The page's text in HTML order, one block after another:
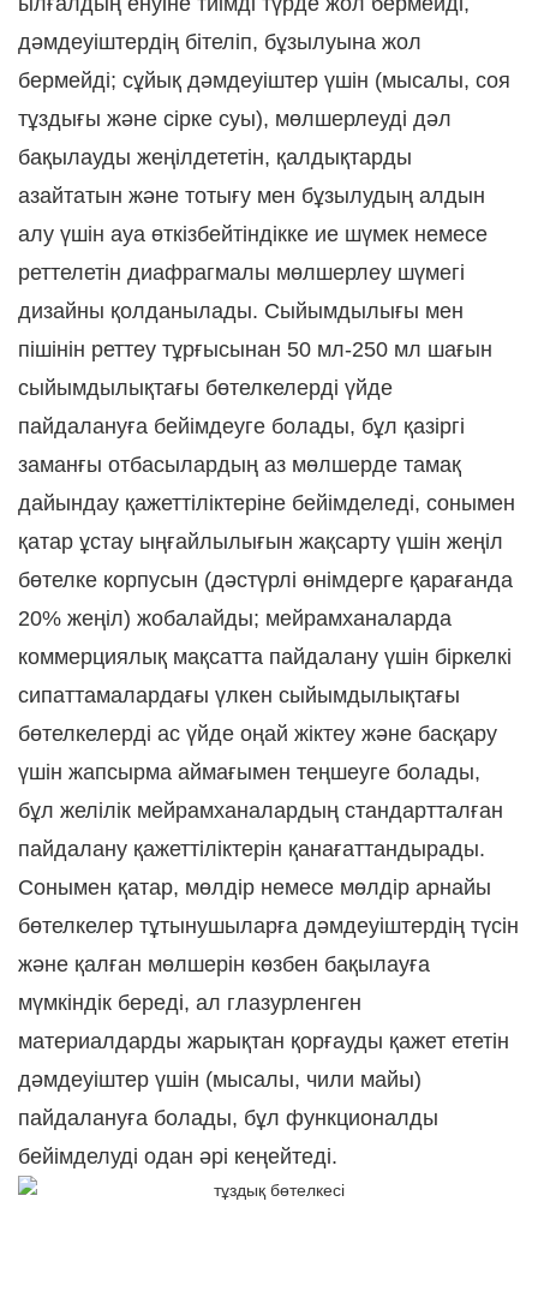
дәмдеуіштердің бітеліп, бұзылуына жол
бермейді; сұйық дәмдеуіштер үшін (мысалы, соя
тұздығы және сірке суы), мөлшерлеуді дәл
бақылауды жеңілдететін, қалдықтарды
азайтатын және тотығу мен бұзылудың алдын
алу үшін ауа өткізбейтіндікке ие шүмек немесе
реттелетін диафрагмалы мөлшерлеу шүмегі
дизайны қолданылады. Сыйымдылығы мен
пішінін реттеу тұрғысынан 50 мл-250 мл шағын
сыйымдылықтағы бөтелкелерді үйде
пайдалануға бейімдеуге болады, бұл қазіргі
заманғы отбасылардың аз мөлшерде тамақ
дайындау қажеттіліктеріне бейімделеді, сонымен
қатар ұстау ыңғайлылығын жақсарту үшін жеңіл
бөтелке корпусын (дәстүрлі өнімдерге қарағанда
20% жеңіл) жобалайды; мейрамханаларда
коммерциялық мақсатта пайдалану үшін біркелкі
сипаттамалардағы үлкен сыйымдылықтағы
бөтелкелерді ас үйде оңай жіктеу және басқару
үшін жапсырма аймағымен теңшеуге болады,
бұл желілік мейрамханалардың стандартталған
пайдалану қажеттіліктерін қанағаттандырады.
Сонымен қатар, мөлдір немесе мөлдір арнайы
бөтелкелер тұтынушыларға дәмдеуіштердің түсін
және қалған мөлшерін көзбен бақылауға
мүмкіндік береді, ал глазурленген
материалдарды жарықтан қорғауды қажет ететін
дәмдеуіштер үшін (мысалы, чили майы)
пайдалануға болады, бұл функционалды
бейімделуді одан әрі кеңейтеді.